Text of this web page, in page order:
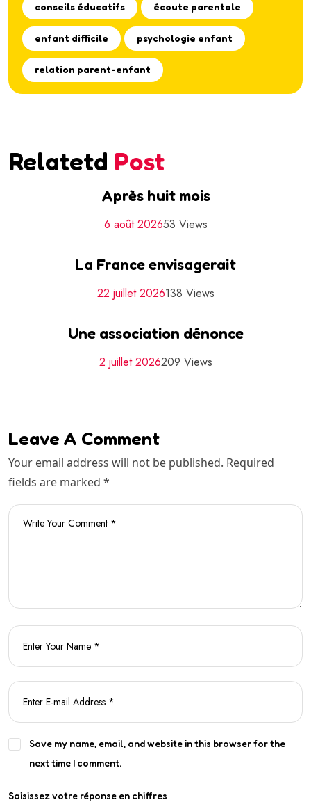
conseils éducatifs écoute parentale
enfant difficile psychologie enfant
relation parent-enfant
Relatetd Post
Après huit mois
6 août 202653 Views
La France envisagerait
22 juillet 2026138 Views
Une association dénonce
2 juillet 2026209 Views
Leave A Comment
Your email address will not be published. Required
fields are marked *
Save my name, email, and website in this browser for the
next time I comment.
Saisissez votre réponse en chiffres